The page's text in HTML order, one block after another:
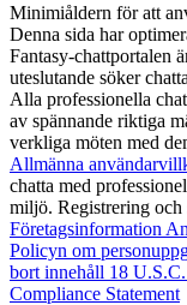
Minimiåldern för att
Denna sida har
Fantasy-chattportalen
uteslutande söker
Alla professionella
av spännande riktiga
verkliga möten med
Allmänna
chatta med
miljö. Registrering och
Företagsinformation
Policyn om
bort innehåll 18
Compliance Statement